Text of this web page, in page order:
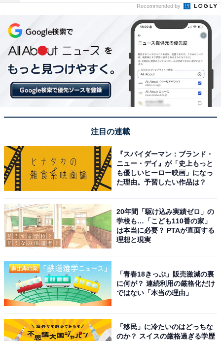
Recommended by
注目の連載
『スパイダーマン：ブランド・
ニュー・デイ』が「史上もっと
も優しいヒーロー映画」になっ
た理由。予習したい作品は？
20年間「駆け込み実績ゼロ」の
学校も…「こども110番の家」
は本当に必要？ PTAが直面する
理想と現実
「青春18きっぷ」販売激減の裏
に何が？ 連続利用の厳格化だけ
ではない「本当の理由」
「移民」に冷たいのはどっちな
のか？ スイスの厳格過ぎる学歴